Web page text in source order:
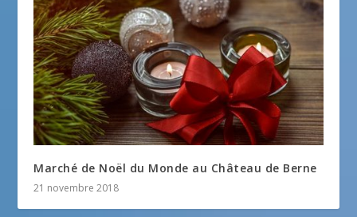
Marché de Noël du Monde au Château de Berne
21 novembre 2018